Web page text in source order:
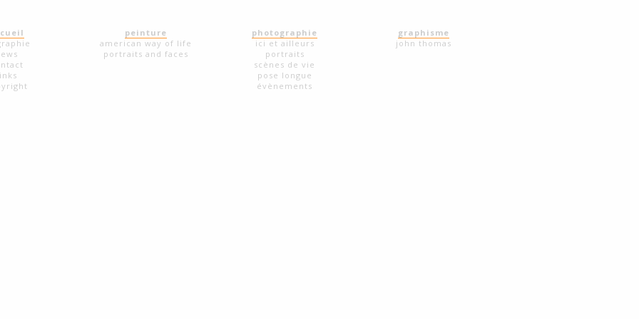
peinture
american way of life
portraits and faces
photographie
ici et ailleurs
portraits
scènes de vie
pose longue
évènements
graphisme
john thomas